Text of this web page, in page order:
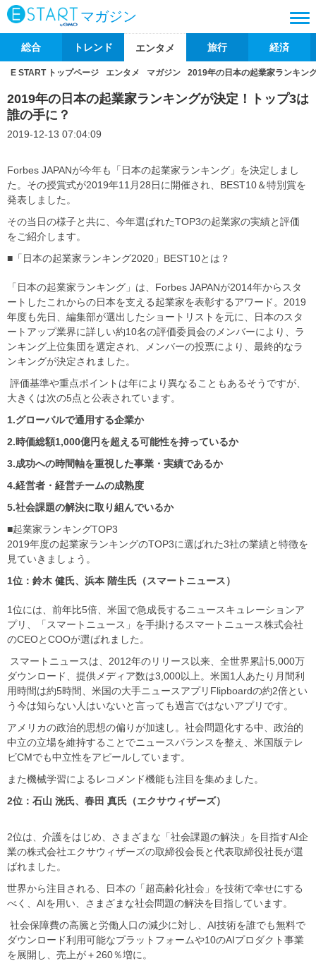
マガジン
総合 トレンド エンタメ 旅行 経済
E START トップページ エンタメ マガジン 2019年の日本の起業家ランキン
2019年の日本の起業家ランキングが決定！トップ3は
誰の手に？
2019-12-13 07:04:09
Forbes JAPANが今年も「日本の起業家ランキング」を決定しまし
た。その授賞式が2019年11月28日に開催され、BEST10＆特別賞を
発表しました。
その当日の様子と共に、今年選ばれたTOP3の起業家の実績と評価
をご紹介します。
■「日本の起業家ランキング2020」BEST10とは？
「日本の起業家ランキング」は、Forbes JAPANが2014年からスタ
ートしたこれからの日本を支える起業家を表彰するアワード。2019
年度も先日、編集部が選出したショートリストを元に、日本のスタ
ートアップ業界に詳しい約10名の評価委員会のメンバーにより、ラ
ンキング上位集団を選定され、メンバーの投票により、最終的なラ
ンキングが決定されました。
評価基準や重点ポイントは年により異なることもあるそうですが、
大きくは次の5点と公表されています。
1.グローバルで通用する企業か
2.時価総額1,000億円を超える可能性を持っているか
3.成功への時間軸を重視した事業・実績であるか
4.経営者・経営チームの成熟度
5.社会課題の解決に取り組んでいるか
■起業家ランキングTOP3
2019年度の起業家ランキングのTOP3に選ばれた3社の業績と特徴を
見ていきましょう。
1位：鈴木 健氏、浜本 階生氏（スマートニュース）
1位には、前年比5倍、米国で急成長するニュースキュレーションア
プリ、「スマートニュース」を手掛けるスマートニュース株式会社
のCEOとCOOが選ばれました。
スマートニュースは、2012年のリリース以来、全世界累計5,000万
ダウンロード、提供メディア数は3,000以上。米国1人あたり月間利
用時間は約5時間、米国の大手ニュースアプリFlipboardの約2倍とい
う今は知らない人はいないと言っても過言ではないアプリです。
アメリカの政治的思想の偏りが加速し。社会問題化する中、政治的
中立の立場を維持することでニュースバランスを整え、米国版テレ
ビCMでも中立性をアピールしています。
また機械学習によるレコメンド機能も注目を集めました。
2位：石山 洸氏、春田 真氏（エクサウィザーズ）
2位は、介護をはじめ、さまざまな「社会課題の解決」を目指すAI企
業の株式会社エクサウィザーズの取締役会長と代表取締役社長が選
ばれました。
世界から注目される、日本の「超高齢化社会」を技術で幸せにする
べく、AIを用い、さまざまな社会問題の解決を目指しています。
社会保障費の高騰と労働人口の減少に対し、AI技術を誰でも無料で
ダウンロード利用可能なプラットフォームや10のAIプロダクト事業
を展開し、売上が＋260％増に。